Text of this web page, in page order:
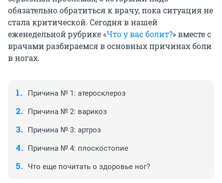
обязательно обратиться к врачу, пока ситуация не
стала критической. Сегодня в нашей
еженедельной рубрике «Что у вас болит?» вместе с
врачами разбираемся в основных причинах боли
в ногах.
Причина № 1: атеросклероз
Причина № 2: варикоз
Причина № 3: артроз
Причина № 4: плоскостопие
Что еще почитать о здоровье ног?